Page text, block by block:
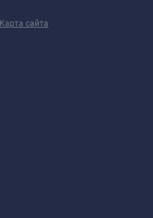
Карта сайта